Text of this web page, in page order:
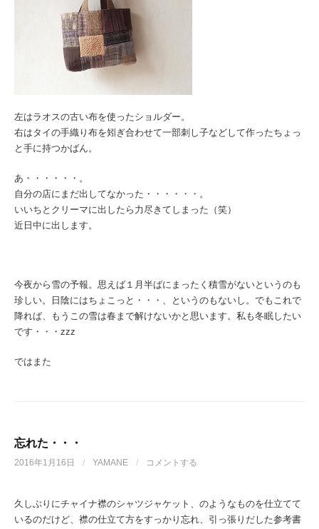
左はラオスの古い布を使ったショルダー。
右はタイの手織り布を矧ぎ合わせて一部刺し子などして作ったちょっ
と手に持つかばん。
あ・・・・・・。
自分の店にまだ出してなかった・・・・・・。
いいちとクリーマに出したら力尽きてしまった（笑）
近日中に出します。
今夜から雪の予報。思えば１月半ばにまったく積雪がないというのも
珍しい。日陰にはちょこっと・・・、というのもないし。でもこれで
降れば、もうこの雪は春まで解けないかと思います。私も冬眠したい
です・・・zzz
ではまた
忘れた・・・
2016年1月16日 / YAMANE / コメントする
久しぶりにチャイナ襟のシャツジャケット、のようなものを仕立てて
いるのだけど、襟の仕立て方をすっかり忘れ、引っ張りだした参考書